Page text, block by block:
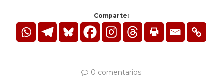
Comparte:
0 comentarios